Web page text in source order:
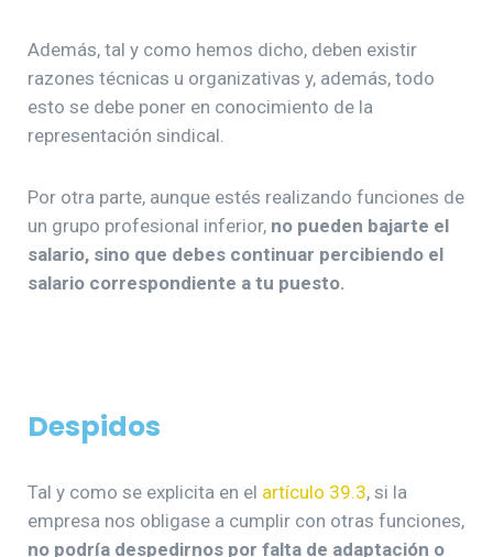
Además, tal y como hemos dicho, deben existir
razones técnicas u organizativas y, además, todo
esto se debe poner en conocimiento de la
representación sindical.
Por otra parte, aunque estés realizando funciones de
un grupo profesional inferior, no pueden bajarte el
salario, sino que debes continuar percibiendo el
salario correspondiente a tu puesto.
Despidos
Tal y como se explicita en el artículo 39.3, si la
empresa nos obligase a cumplir con otras funciones,
no podría despedirnos por falta de adaptación o